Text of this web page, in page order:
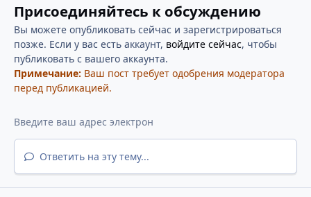
Присоединяйтесь к обсуждению
Вы можете опубликовать сейчас и зарегистрироваться
позже. Если у вас есть аккаунт, войдите сейчас, чтобы
публиковать с вашего аккаунта.
Примечание: Ваш пост требует одобрения модератора
перед публикацией.
Ответить на эту тему...